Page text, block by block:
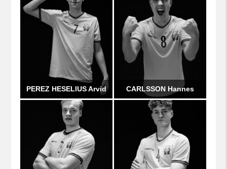
PEREZ HESELIUS Arvid CARLSSON Hannes